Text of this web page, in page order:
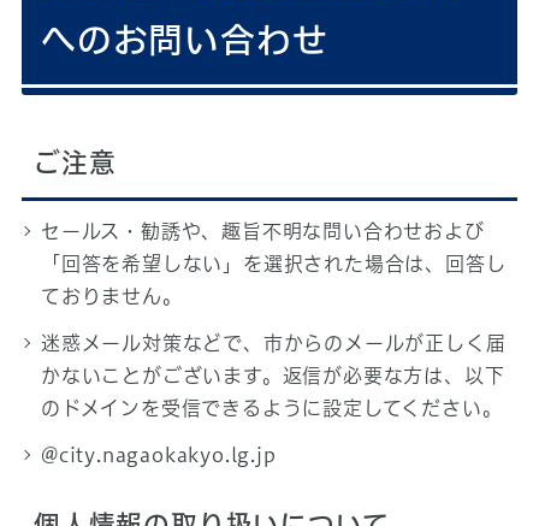
へのお問い合わせ
ご注意
セールス・勧誘や、趣旨不明な問い合わせおよび
「回答を希望しない」を選択された場合は、回答し
ておりません。
迷惑メール対策などで、市からのメールが正しく届
かないことがございます。返信が必要な方は、以下
のドメインを受信できるように設定してください。
@city.nagaokakyo.lg.jp